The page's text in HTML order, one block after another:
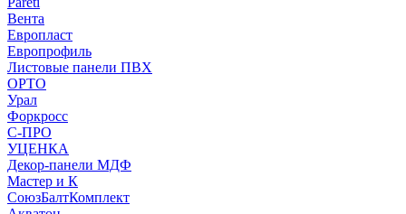
Вента
Европласт
Европрофиль
Листовые панели ПВХ
ОРТО
Урал
Форкросс
С-ПРО
УЦЕНКА
Декор-панели МДФ
Мастер и К
СоюзБалтКомплект